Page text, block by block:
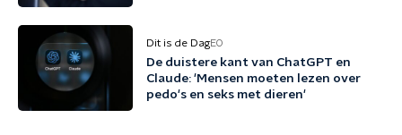
Dit is de DagEO
De duistere kant van ChatGPT en
Claude: 'Mensen moeten lezen over
pedo's en seks met dieren'